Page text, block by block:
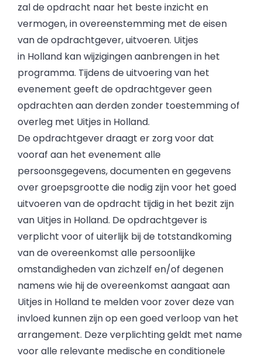
zal de opdracht naar het beste inzicht en
vermogen, in overeenstemming met de eisen
van de opdrachtgever, uitvoeren. Uitjes
in Holland kan wijzigingen aanbrengen in het
programma. Tijdens de uitvoering van het
evenement geeft de opdrachtgever geen
opdrachten aan derden zonder toestemming of
overleg met Uitjes in Holland.
De opdrachtgever draagt er zorg voor dat
vooraf aan het evenement alle
persoonsgegevens, documenten en gegevens
over groepsgrootte die nodig zijn voor het goed
uitvoeren van de opdracht tijdig in het bezit zijn
van Uitjes in Holland. De opdrachtgever is
verplicht voor of uiterlijk bij de totstandkoming
van de overeenkomst alle persoonlijke
omstandigheden van zichzelf en/of degenen
namens wie hij de overeenkomst aangaat aan
Uitjes in Holland te melden voor zover deze van
invloed kunnen zijn op een goed verloop van het
arrangement. Deze verplichting geldt met name
voor alle relevante medische en conditionele